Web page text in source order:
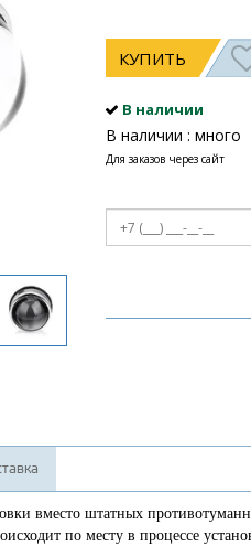
КУПИТЬ
В наличии
В наличии : много
Для заказов через сайт
вместо штатных
по месту в процессе